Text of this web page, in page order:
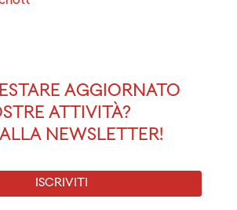
AGGIORNATO
ATTIVITÀ?
NEWSLETTER!
ISCRIVITI